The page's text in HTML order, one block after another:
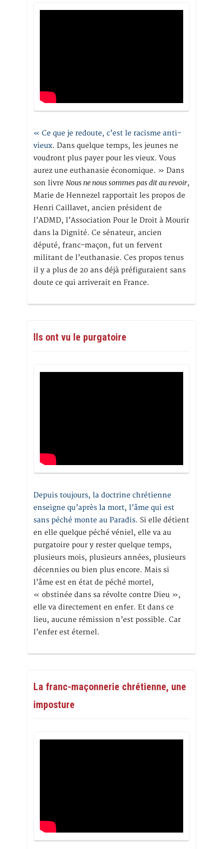
« Ce que je redoute, c’est le racisme anti-
vieux. Dans quelque temps, les jeunes ne
voudront plus payer pour les vieux. Vous
aurez une euthanasie économique. » Dans
son livre Nous ne nous sommes pas dit au revoir,
Marie de Hennezel rapportait les propos de
Henri Caillavet, ancien président de
l’ADMD, l’Association Pour le Droit à Mourir
dans la Dignité. Ce sénateur, ancien
député, franc-maçon, fut un fervent
militant de l’euthanasie. Ces propos tenus
il y a plus de 20 ans déjà préfiguraient sans
doute ce qui arriverait en France.
Ils ont vu le purgatoire
Depuis toujours, la doctrine chrétienne
enseigne qu’après la mort, l’âme qui est
sans péché monte au Paradis. Si elle détient
en elle quelque péché véniel, elle va au
purgatoire pour y rester quelque temps,
plusieurs mois, plusieurs années, plusieurs
décennies ou bien plus encore. Mais si
l’âme est en état de péché mortel,
« obstinée dans sa révolte contre Dieu »,
elle va directement en enfer. Et dans ce
lieu, aucune rémission n’est possible. Car
l’enfer est éternel.
La franc-maçonnerie chrétienne, une
imposture